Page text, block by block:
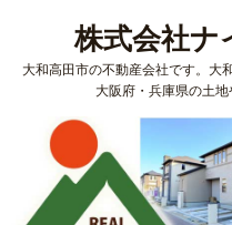
株式会社ナ
大和高田市の不動産会社です。大
大阪府・兵庫県の土